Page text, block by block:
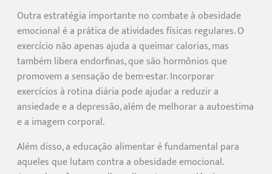
Outra estratégia importante no combate à obesidade
emocional é a prática de atividades físicas regulares. O
exercício não apenas ajuda a queimar calorias, mas
também libera endorfinas, que são hormônios que
promovem a sensação de bem-estar. Incorporar
exercícios à rotina diária pode ajudar a reduzir a
ansiedade e a depressão, além de melhorar a autoestima
e a imagem corporal.
Além disso, a educação alimentar é fundamental para
aqueles que lutam contra a obesidade emocional.